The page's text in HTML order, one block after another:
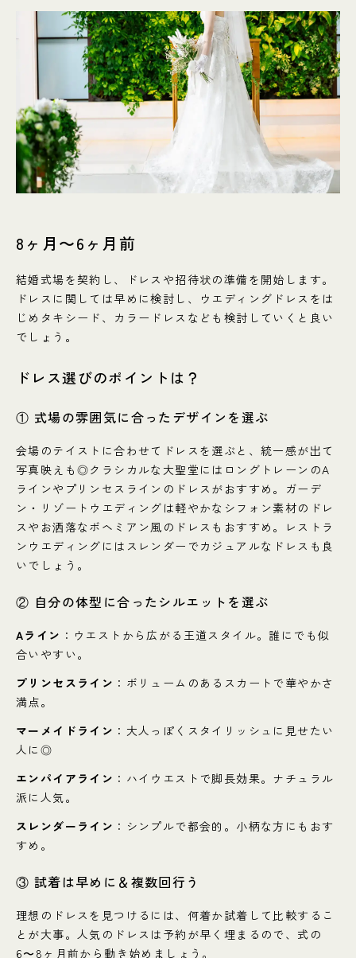
8ヶ月〜6ヶ月前
結婚式場を契約し、ドレスや招待状の準備を開始します。
ドレスに関しては早めに検討し、ウエディングドレスをは
じめタキシード、カラードレスなども検討していくと良い
でしょう。
ドレス選びのポイントは？
① 式場の雰囲気に合ったデザインを選ぶ
会場のテイストに合わせてドレスを選ぶと、統一感が出て
写真映えも◎クラシカルな大聖堂にはロングトレーンのA
ラインやプリンセスラインのドレスがおすすめ。ガーデ
ン・リゾートウエディングは軽やかなシフォン素材のドレ
スやお洒落なボヘミアン風のドレスもおすすめ。レストラ
ンウエディングにはスレンダーでカジュアルなドレスも良
いでしょう。
② 自分の体型に合ったシルエットを選ぶ
Aライン ：ウエストから広がる王道スタイル。誰にでも似
合いやすい。
プリンセスライン ：ボリュームのあるスカートで華やかさ
満点。
マーメイドライン ：大人っぽくスタイリッシュに見せたい
人に◎
エンパイアライン ：ハイウエストで脚長効果。ナチュラル
派に人気。
スレンダーライン ：シンプルで都会的。小柄な方にもおす
すめ。
③ 試着は早めに＆複数回行う
理想のドレスを見つけるには、何着か試着して比較するこ
とが大事。人気のドレスは予約が早く埋まるので、式の
6〜8ヶ月前から動き始めましょう。